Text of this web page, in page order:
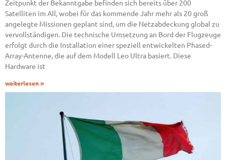
Zeitpunkt der Bekanntgabe befinden sich bereits über 200
Satelliten im All, wobei für das kommende Jahr mehr als 20 groß
angelegte Missionen geplant sind, um die Netzabdeckung global zu
vervollständigen. Die technische Umsetzung an Bord der Flugzeuge
erfolgt durch die Installation einer speziell entwickelten Phased-
Array-Antenne, die auf dem Modell Leo Ultra basiert. Diese
Hardware ist
weiterlesen »